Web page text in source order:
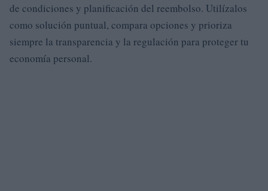
de condiciones y planificación del reembolso. Utilízalos
como solución puntual, compara opciones y prioriza
siempre la transparencia y la regulación para proteger tu
economía personal.